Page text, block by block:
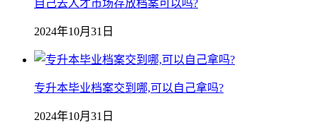
自己去人才市场存放档案可以吗?
2024年10月31日
专升本毕业档案交到哪,可以自己拿吗?
2024年10月31日